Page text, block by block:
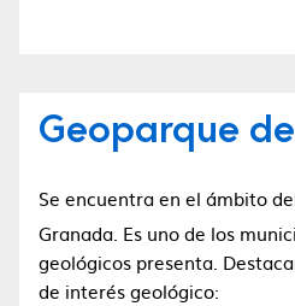
Geoparque
Se encuentra en el ámbito
Granada. Es uno de los
geológicos presenta.
de interés geológico: